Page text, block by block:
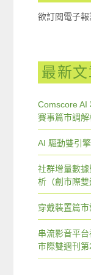
欲訂閱電子
最新文
Comscore AI
賽事篇市調解
AI 驅動雙引
社群增量數
析（創市際雙
穿戴裝置篇市
串流影音平
市際雙週刊第